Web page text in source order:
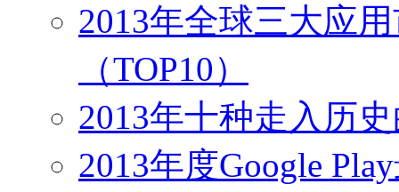
2013年全球三大应
（TOP10）
2013年十种走入历
2013年度Google